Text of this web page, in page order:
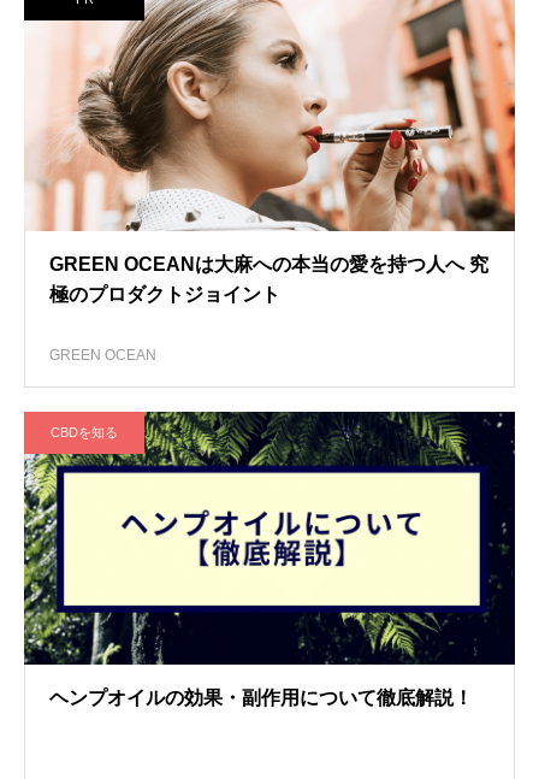
GREEN OCEANは大麻への本当の愛を持つ人へ 究
極のプロダクトジョイント
GREEN OCEAN
CBDを知る
ヘンプオイルの効果・副作用について徹底解説！